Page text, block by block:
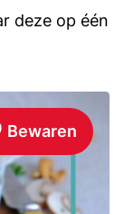
deze op één
Bewaren